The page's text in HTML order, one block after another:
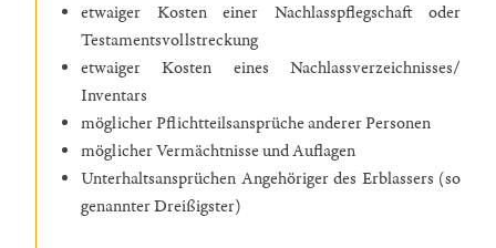
etwaiger Kosten einer Nachlasspflegschaft oder
Testamentsvollstreckung
etwaiger Kosten eines Nachlassverzeichnisses/
Inventars
möglicher Pflichtteilsansprüche anderer Personen
möglicher Vermächtnisse und Auflagen
Unterhaltsansprüchen Angehöriger des Erblassers (so
genannter Dreißigster)